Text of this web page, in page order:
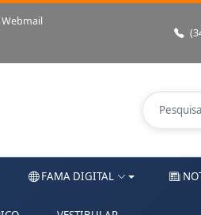
Webmail
FAMA DIGITAL